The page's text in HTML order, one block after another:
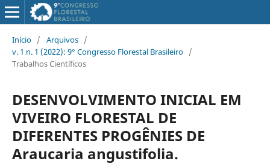
Início / Arquivos /
v. 1 n. 1 (2022): 9° Congresso Florestal Brasileiro /
Trabalhos Científicos
DESENVOLVIMENTO INICIAL EM
VIVEIRO FLORESTAL DE
DIFERENTES PROGÊNIES DE
Araucaria angustifolia.